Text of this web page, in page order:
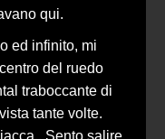
qui.
ed infinito, mi
del ruedo
traboccante di
tante volte.
salire